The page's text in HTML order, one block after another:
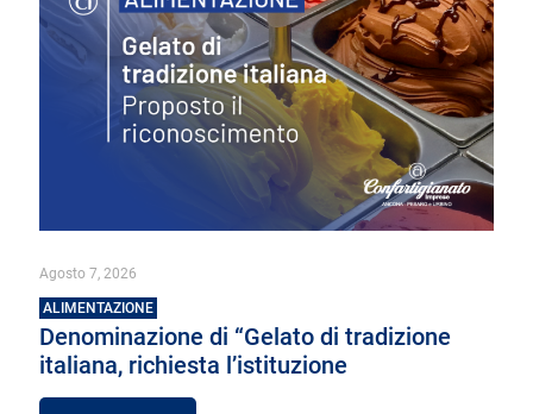
Agosto 7, 2026
ALIMENTAZIONE
Denominazione di “Gelato di tradizione
italiana, richiesta l’istituzione